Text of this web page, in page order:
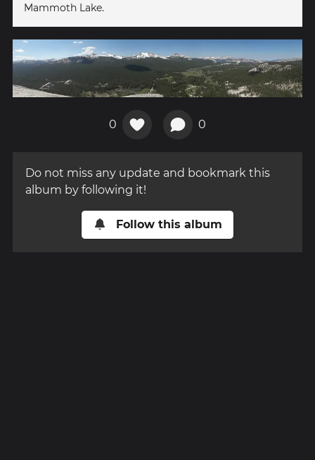
Mammoth Lake.
0 0
Do not miss any update and bookmark this
album by following it!
Follow this album